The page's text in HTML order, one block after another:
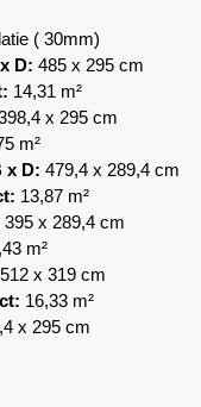
( 30mm)
D: 485 x 295 cm
14,31 m²
x 295 cm
m²
x D: 479,4 x 289,4 cm
13,87 m²
395 x 289,4 cm
m²
512 x 319 cm
16,33 m²
x 295 cm